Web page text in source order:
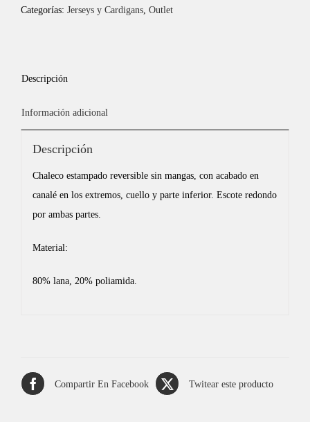
Categorías: Jerseys y Cardigans Outlet
Descripción
Información adicional
Descripción
Chaleco estampado reversible sin mangas, con acabado en
canalé en los extremos, cuello y parte inferior. Escote redondo
por ambas partes.
Material:
80% lana, 20% poliamida.
Compartir En Facebook Twitear este producto